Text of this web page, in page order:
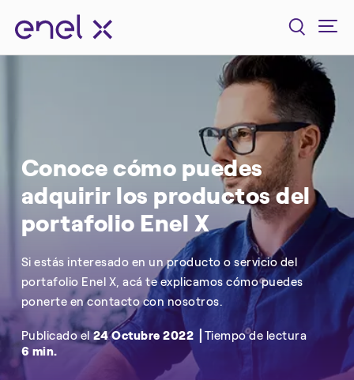
Conoce cómo puedes
adquirir los productos del
portafolio Enel X
Si estás interesado en un producto o servicio del
portafolio Enel X, acá te explicamos cómo puedes
ponerte en contacto con nosotros.
Publicado el 24 Octubre 2022
Tiempo de lectura
6 min.